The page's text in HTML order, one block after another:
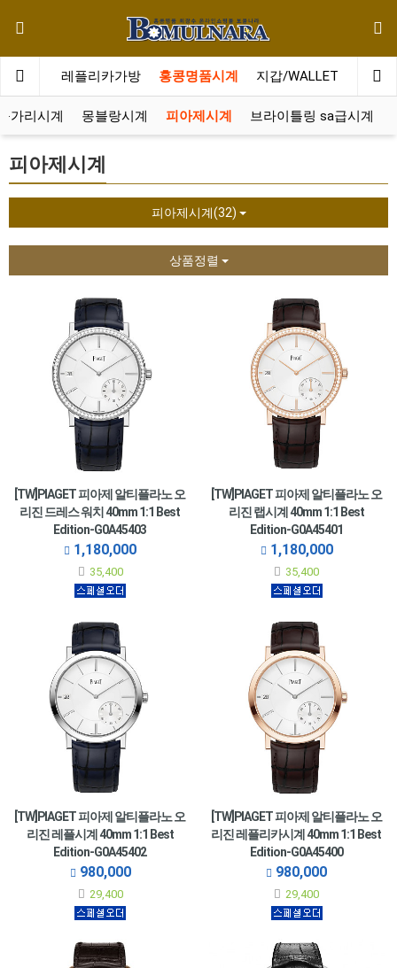
메인 레플리카가방 홍콩명품시계 지갑/WALLET 레플
가리시계 몽블랑시계 피아제시계 브라이틀링 sa급시계
피아제시계
피아제시계(32)
상품정렬
[TW]PIAGET 피아제 알티플라노 오
리진 드레스 워치 40mm 1:1 Best
Edition-G0A45403
1,180,000
35,400
[TW]PIAGET 피아제 알티플라노 오
리진 랩시계 40mm 1:1 Best
Edition-G0A45401
1,180,000
35,400
[TW]PIAGET 피아제 알티플라노 오
리진 레플시계 40mm 1:1 Best
Edition-G0A45402
980,000
29,400
[TW]PIAGET 피아제 알티플라노 오
리진 레플리카시계 40mm 1:1 Best
Edition-G0A45400
980,000
29,400